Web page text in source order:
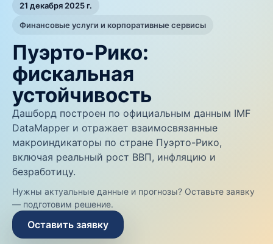
21 декабря 2025 г.
Финансовые услуги и корпоративные сервисы
Пуэрто-Рико:
фискальная
устойчивость
Дашборд построен по официальным данным IMF
DataMapper и отражает взаимосвязанные
макроиндикаторы по стране Пуэрто-Рико,
включая реальный рост ВВП, инфляцию и
безработицу.
Нужны актуальные данные и прогнозы? Оставьте заявку
— подготовим решение.
Оставить заявку